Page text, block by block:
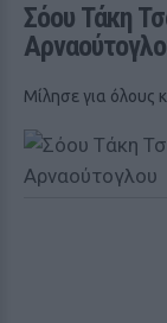
Σόου Τάκη
Μίλησε για όλους